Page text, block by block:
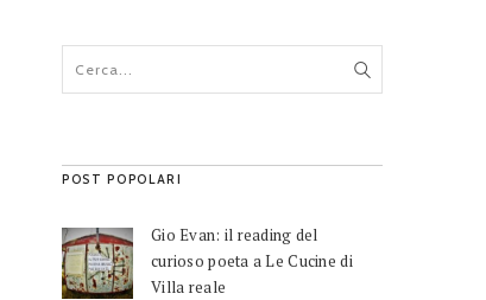
POST POPOLARI
Gio Evan: il reading del
curioso poeta a Le Cucine di
Villa reale